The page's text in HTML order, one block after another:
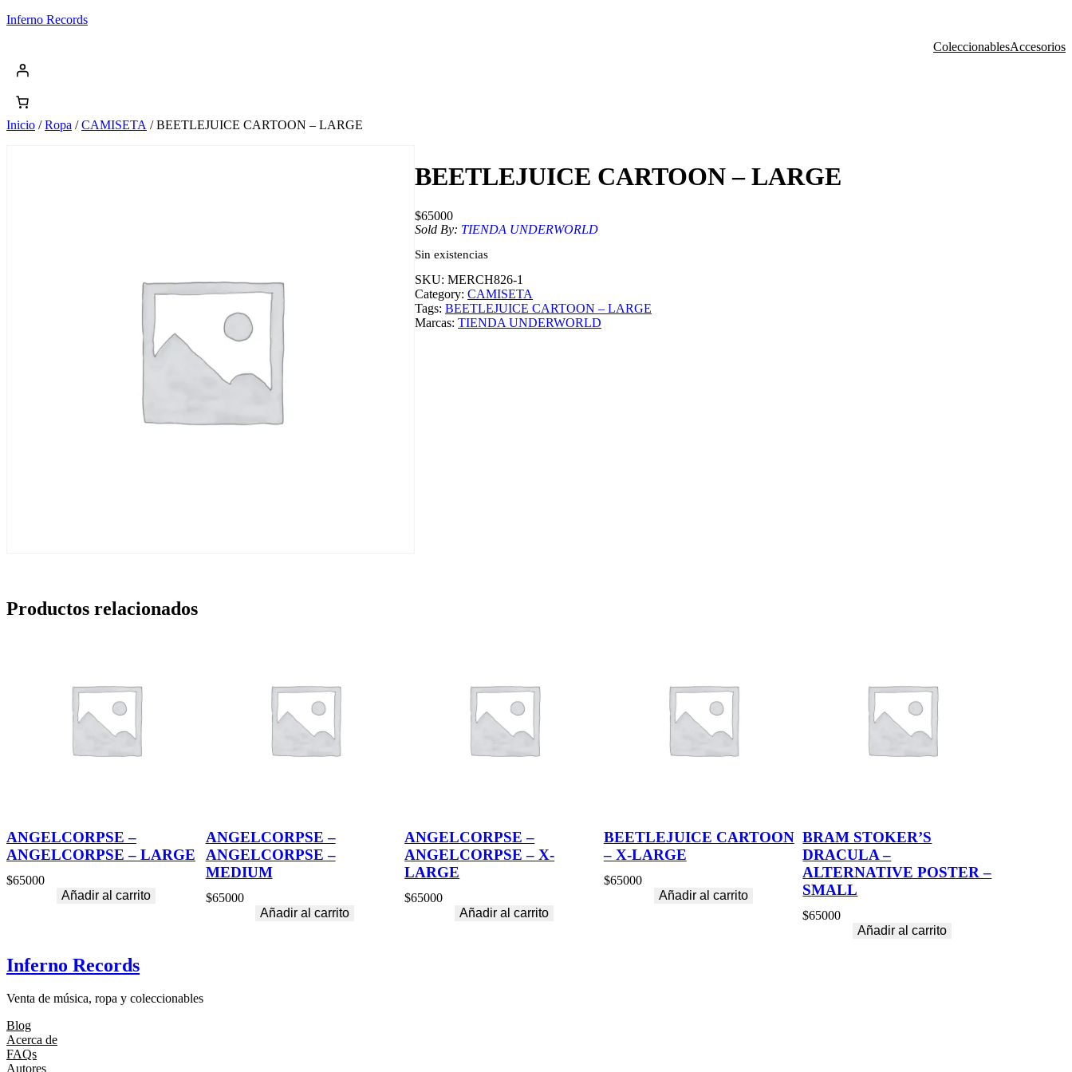
Saltar
Inferno Records
ColeccionablesAccesorios
Inicio /Ropa /CAMISETA / BEETLEJUICE CARTOON – LARGE
BEETLEJUICE CARTOON – LARGE
$65000
Sold By: TIENDA UNDERWORLD
Sin existencias
SKU: MERCH826-1
Category: CAMISETA
Tags: BEETLEJUICE CARTOON – LARGE
Marcas: TIENDA UNDERWORLD
Productos relacionados
ANGELCORPSE –
ANGELCORPSE – LARGE
$65000
Añadir al carrito
ANGELCORPSE –
ANGELCORPSE –
MEDIUM
$65000
Añadir al carrito
ANGELCORPSE –
ANGELCORPSE – X-
LARGE
$65000
Añadir al carrito
BEETLEJUICE CARTOON
– X-LARGE
$65000
Añadir al carrito
BRAM STOKER’S
DRACULA –
ALTERNATIVE POSTER –
SMALL
$65000
Añadir al carrito
Inferno Records
Venta de música, ropa y coleccionables
Blog
Acerca de
FAQs
Autores